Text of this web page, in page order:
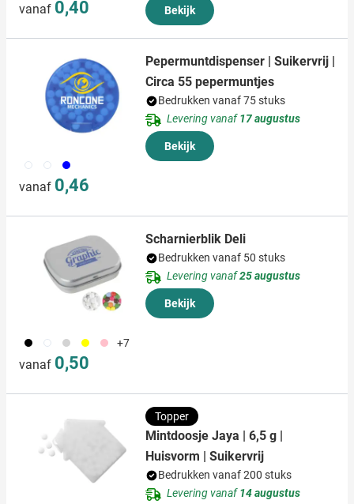
vanaf 0,40 Bekijk
002 970 005
vanaf 0,46
Pepermuntdispenser | Suikervrij |
Circa 55 pepermuntjes
Bedrukken vanaf 75 stuks
Levering vanaf17 augustus
Bekijk
001 002 027 006 017 +7
vanaf 0,50
Scharnierblik Deli
Bedrukken vanaf 50 stuks
Levering vanaf25 augustus
Bekijk
Topper
Mintdoosje Jaya | 6,5 g |
Huisvorm | Suikervrij
Bedrukken vanaf 200 stuks
Levering vanaf14 augustus